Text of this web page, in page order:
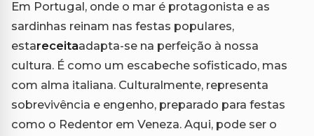
Em Portugal, onde o mar é protagonista e as
sardinhas reinam nas festas populares,
estareceitaadapta-se na perfeição à nossa
cultura. É como um escabeche sofisticado, mas
com alma italiana. Culturalmente, representa
sobrevivência e engenho, preparado para festas
como o Redentor em Veneza. Aqui, pode ser o